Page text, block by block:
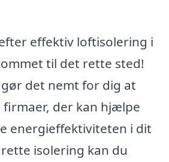
effektiv loftisolering i
til det rette sted!
det nemt for dig at
der kan hjælpe
energieffektiviteten i dit
isolering kan du